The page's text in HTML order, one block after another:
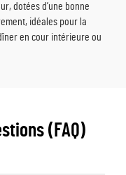
dotées d’une bonne
idéales pour la
en cour intérieure ou
(FAQ)